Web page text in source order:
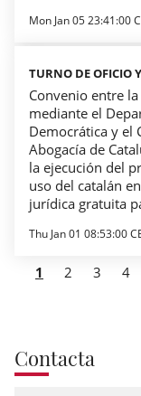
Mon Jan 05 23:41:00
TURNO DE OFICIO
Convenio entre
mediante el
Democrática y el
Abogacía de
la ejecución del
uso del catalán
jurídica gratuita
Thu Jan 01 08:53:00
1 2 3 4
Contacta